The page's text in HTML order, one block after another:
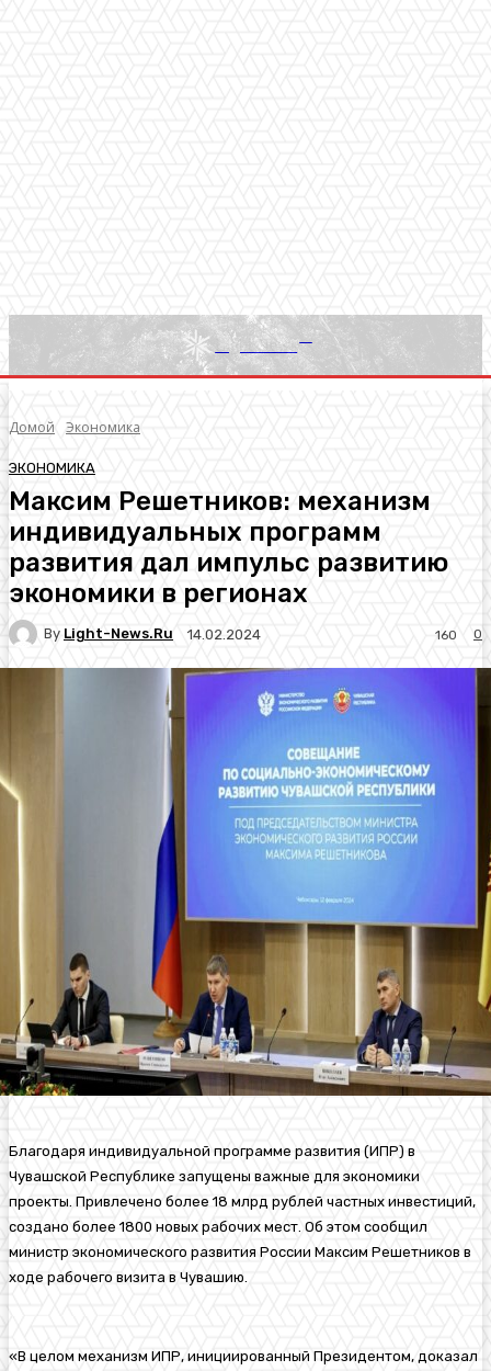
Light News
Домой Экономика
ЭКОНОМИКА
Максим Решетников: механизм
индивидуальных программ
развития дал импульс развитию
экономики в регионах
By Light-News.ru 14.02.2024 0
160
Благодаря индивидуальной программе развития (ИПР) в
Чувашской Республике запущены важные для экономики
проекты. Привлечено более 18 млрд рублей частных инвестиций,
создано более 1800 новых рабочих мест. Об этом сообщил
министр экономического развития России Максим Решетников в
ходе рабочего визита в Чувашию.
«В целом механизм ИПР, инициированный Президентом, доказал